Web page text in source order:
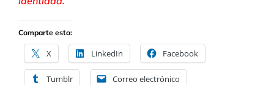
Comparte esto:
X LinkedIn Facebook
Tumblr Correo electrónico